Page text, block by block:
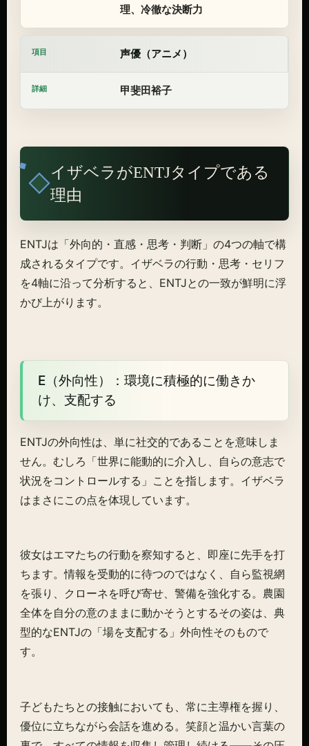
理、冷徹な決断力
声優（アニメ）
甲斐田裕子
イザベラがENTJタイプである
理由
ENTJは「外向的・直感・思考・判断」の4つの軸で構
成されるタイプです。イザベラの行動・思考・セリフ
を4軸に沿って分析すると、ENTJとの一致が鮮明に浮
かび上がります。
E（外向性）：環境に積極的に働きか
け、支配する
ENTJの外向性は、単に社交的であることを意味しま
せん。むしろ「世界に能動的に介入し、自らの意志で
状況をコントロールする」ことを指します。イザベラ
はまさにこの点を体現しています。
彼女はエマたちの行動を察知すると、即座に先手を打
ちます。情報を受動的に待つのではなく、自ら監視網
を張り、クローネを呼び寄せ、警備を強化する。農園
全体を自分の意のままに動かそうとするその姿は、典
型的なENTJの「場を支配する」外向性そのもので
す。
子どもたちとの接触においても、常に主導権を握り、
優位に立ちながら会話を進める。笑顔と温かい言葉の